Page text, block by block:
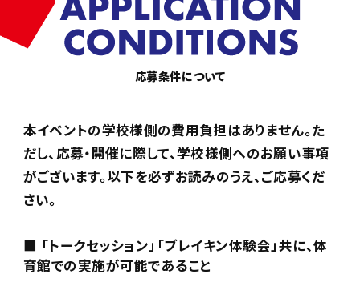
応募条件について
本イベントの学校様側の費用負担はありません。た
だし、応募・開催に際して、学校様側へのお願い事項
がございます。以下を必ずお読みのうえ、ご応募くだ
さい。
■ 「トークセッション」「ブレイキン体験会」共に、体
育館での実施が可能であること